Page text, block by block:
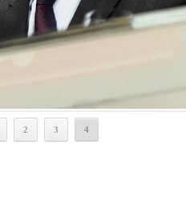
2 3 4